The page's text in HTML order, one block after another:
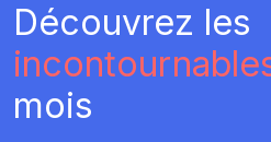
Découvrez les
mois